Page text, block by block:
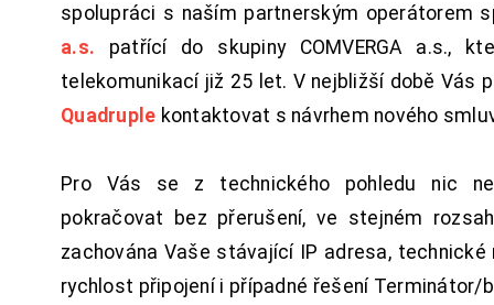
spolupráci s naším partnerským operátorem
a.s. patřící do skupiny COMVERGA a.s.,
telekomunikací již 25 let. V nejbližší době Vás
Quadruple kontaktovat s návrhem nového
Pro Vás se z technického pohledu nic
pokračovat bez přerušení, ve stejném
zachována Vaše stávající IP adresa, technické
rychlost připojení i případné řešení Terminátor/